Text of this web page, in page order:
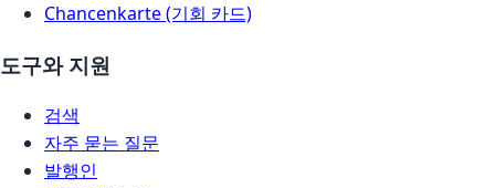
Chancenkarte (기회 카드)
도구와 지원
검색
자주 묻는 질문
발행인